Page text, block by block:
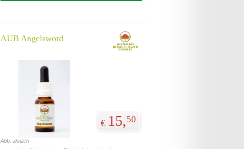
AUB Angelsword
Abb. ähnlich
€ 15,50